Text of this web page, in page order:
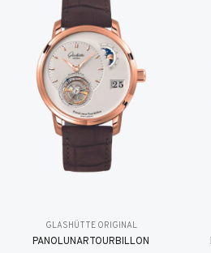
GLASHÜTTE ORIGINAL
PANOLUNARTOURBILLON